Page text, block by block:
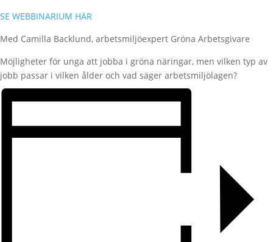
SE WEBBINARIUM HÄR
Med Camilla Backlund, arbetsmiljöexpert Gröna Arbetsgivare
Möjligheter för unga att jobba i gröna näringar, men vilken typ av
jobb passar i vilken ålder och vad säger arbetsmiljölagen?